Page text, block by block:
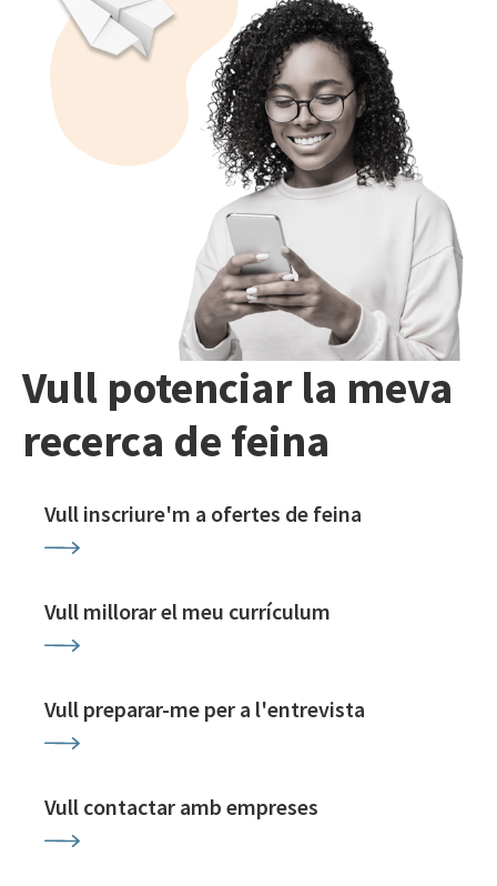
Vull potenciar la meva
recerca de feina
Vull inscriure'm a ofertes de feina
Vull millorar el meu currículum
Vull preparar-me per a l'entrevista
Vull contactar amb empreses